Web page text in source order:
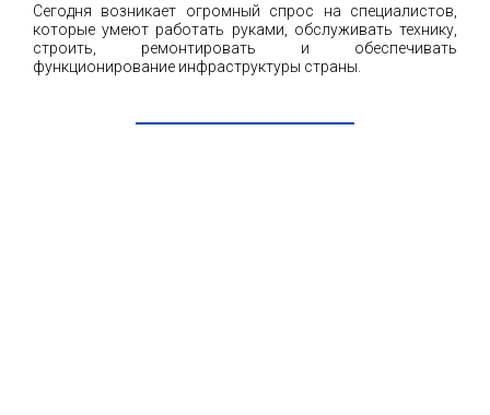
Сегодня возникает огромный спрос на специалистов,
которые умеют работать руками, обслуживать технику,
строить, ремонтировать и обеспечивать
функционирование инфраструктуры страны.